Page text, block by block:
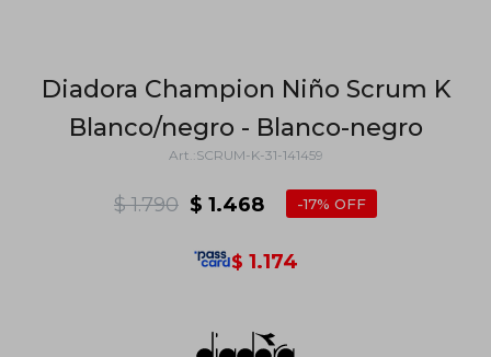
Diadora Champion Niño Scrum K
Blanco/negro - Blanco-negro
SCRUM-K-31-141459
$ 1.468
$ 1.790 17
$ 1.174